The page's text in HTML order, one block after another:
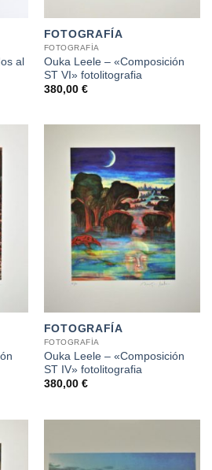
al
FOTOGRAFÍA
FOTOGRAFÍA
Ouka Leele – «Composición
ST VI» fotolitografia
380,00 €
FOTOGRAFÍA
FOTOGRAFÍA
Ouka Leele – «Composición
ST IV» fotolitografia
380,00 €